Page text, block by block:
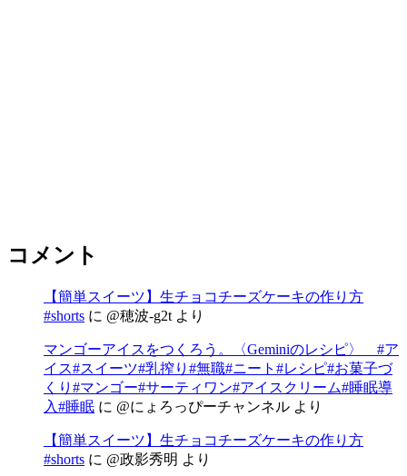
コメント
【簡単スイーツ】生チョコチーズケーキの作り方
#shorts に @穂波-g2t より
マンゴーアイスをつくろう。〈Geminiのレシピ〉 #ア
イス#スイーツ#乳搾り#無職#ニート#レシピ#お菓子づ
くり#マンゴー#サーティワン#アイスクリーム#睡眠導
入#睡眠 に @にょろっぴーチャンネル より
【簡単スイーツ】生チョコチーズケーキの作り方
#shorts に @政影秀明 より